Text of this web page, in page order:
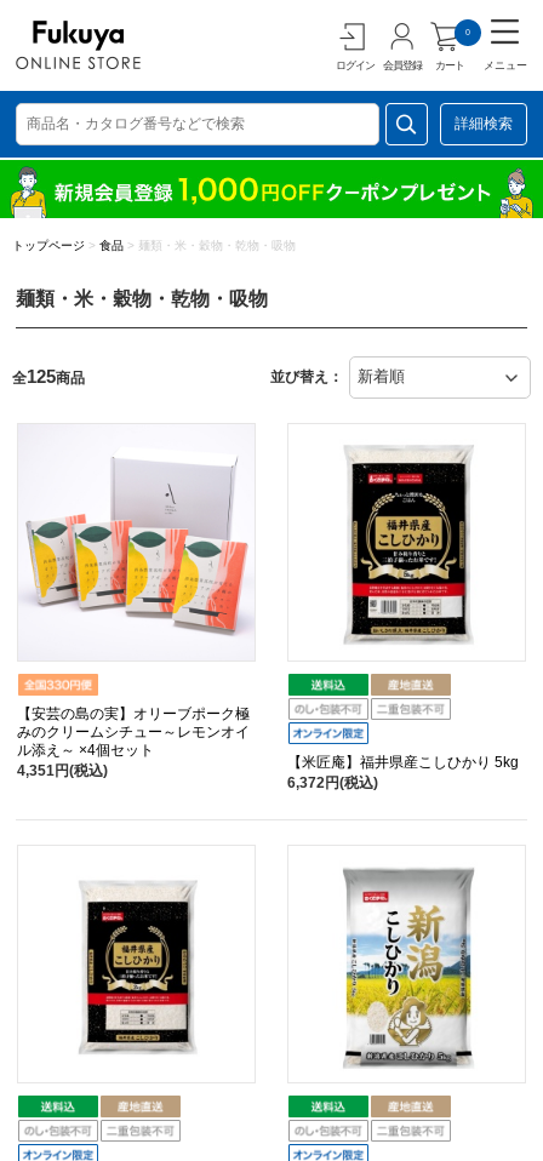
ログイン 会員登録 カート
0
メニュー
詳細検索
トップページ > 食品 > 麺類・米・穀物・乾物・吸物
麺類・米・穀物・乾物・吸物
全125商品 並び替え：
【安芸の島の実】オリーブポーク極
みのクリームシチュー～レモンオイ
ル添え～ ×4個セット
4,351円(税込)
【米匠庵】福井県産こしひかり 5kg
6,372円(税込)